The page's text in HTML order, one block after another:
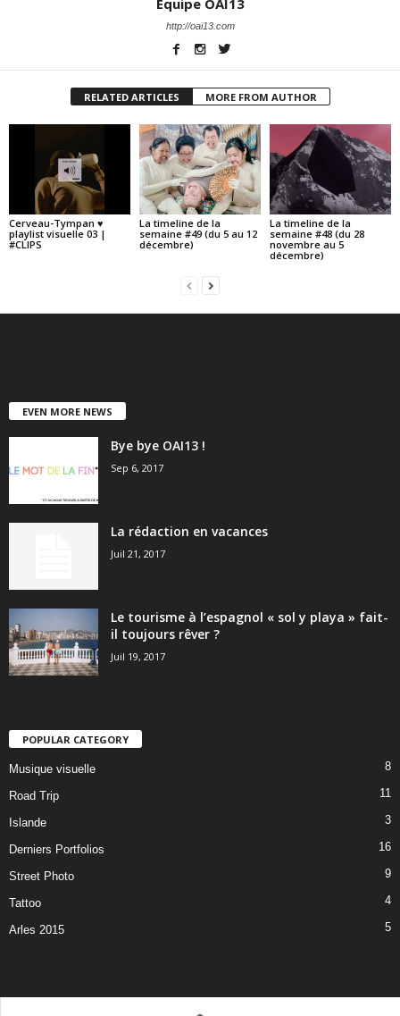
http://oai13.com
RELATED ARTICLES MORE FROM AUTHOR
Cerveau-Tympan ♥
playlist visuelle 03 |
#CLIPS
La timeline de la
semaine #49 (du 5 au 12
décembre)
La timeline de la
semaine #48 (du 28
novembre au 5
décembre)
EVEN MORE NEWS
Bye bye OAI13 !
Sep 6, 2017
La rédaction en vacances
Juil 21, 2017
Le tourisme à l’espagnol « sol y playa » fait-
il toujours rêver ?
Juil 19, 2017
POPULAR CATEGORY
Musique visuelle 8
Road Trip 11
Islande 3
Derniers Portfolios 16
Street Photo 9
Tattoo 4
Arles 2015 5